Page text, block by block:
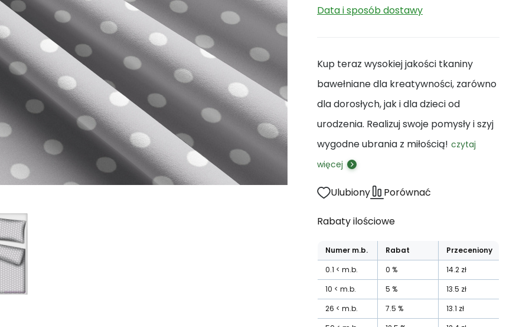
Data i sposób dostawy
Kup teraz wysokiej jakości tkaniny
bawełniane dla kreatywności, zarówno
dla dorosłych, jak i dla dzieci od
urodzenia. Realizuj swoje pomysły i szyj
wygodne ubrania z miłością! czytaj
więcej
Ulubiony Porównać
Rabaty ilościowe
Numer m.b. Rabat
Przeceniony
0.1
m.b. 0 % 14.2 zł
10
m.b. 5 % 13.5 zł
26
m.b. 7.5 % 13.1 zł